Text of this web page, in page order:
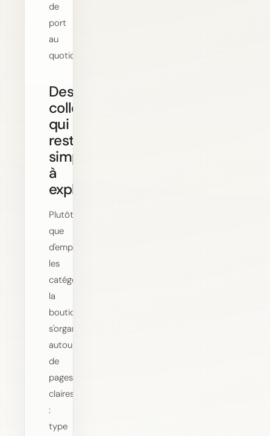
de
port
au
quotidien.
Des
collections
qui
restent
simples
à
explorer
Plutôt
que
d'empiler
les
catégories,
la
boutique
s'organise
autour
de
pages
claires
:
type